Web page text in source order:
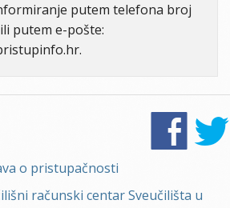
putem telefona broj
putem e-pošte:
o pristupačnosti
računski centar Sveučilišta u